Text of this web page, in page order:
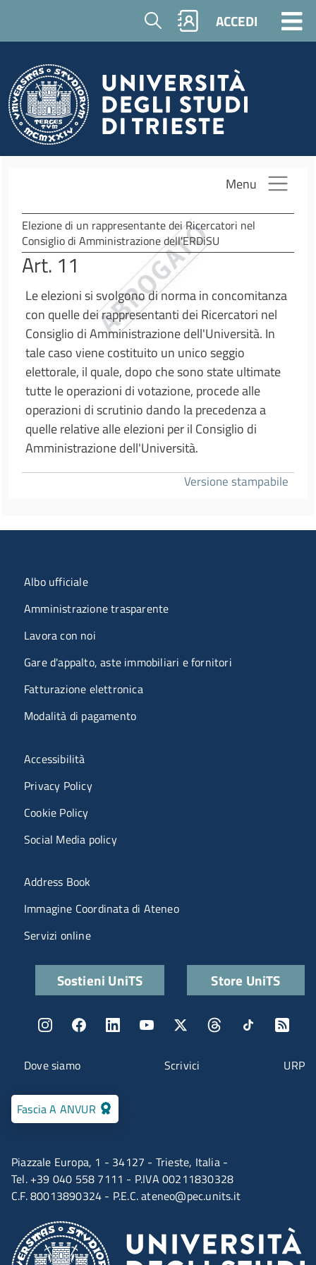
Salta al contenuto principale
Cerca ACCEDI
Menu
Elezione di un rappresentante dei Ricercatori nel
Consiglio di Amministrazione dell'ERDiSU
Art. 11
Le elezioni si svolgono di norma in concomitanza
con quelle dei rappresentanti dei Ricercatori nel
Consiglio di Amministrazione dell'Università. In
tale caso viene costituito un unico seggio
elettorale, il quale, dopo che sono state ultimate
tutte le operazioni di votazione, procede alle
operazioni di scrutinio dando la precedenza a
quelle relative alle elezioni per il Consiglio di
Amministrazione dell'Università.
Versione stampabile
Piazzale Europa, 1 - 34127 - Trieste, Italia -
Tel. +39 040 558 7111 - P.IVA 00211830328
C.F. 80013890324 - P.E.C.ateneo@pec.units.it
Fascia A ANVUR
Menu contatti
Dove siamo Scrivici URP
Menu organizzazione
Albo ufficiale
Amministrazione trasparente
Lavora con noi
Gare d'appalto, aste immobiliari e fornitori
Fatturazione elettronica
Modalità di pagamento
Menù riferimenti
Accessibilità
Privacy Policy
Cookie Policy
Social Media policy
Menu portale
Address Book
Immagine Coordinata di Ateneo
Servizi online
Quick linksSostieni UniTS Store UniTS
Menu social